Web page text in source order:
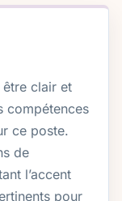
être clair et
compétences
ce poste.
de
l’accent
pour